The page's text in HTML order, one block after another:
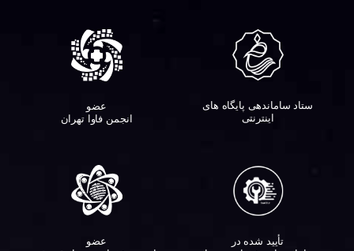
ستاد ساماندهی پایگاه های
اینترنتی
عضو
انجمن فاوا تهران
تأیید شده در
عضو